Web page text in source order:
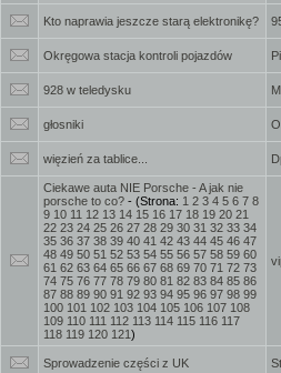
Kto naprawia jeszcze starą elektronikę?
Okręgowa stacja kontroli pojazdów
928 w teledysku
głosniki
więzień za tablice...
Ciekawe auta NIE Porsche - A jak nie
porsche to co? - (Strona: 1 2 3 4 5 6 7 8
9 10 11 12 13 14 15 16 17 18 19 20 21
22 23 24 25 26 27 28 29 30 31 32 33 34
35 36 37 38 39 40 41 42 43 44 45 46 47
48 49 50 51 52 53 54 55 56 57 58 59 60
61 62 63 64 65 66 67 68 69 70 71 72 73
74 75 76 77 78 79 80 81 82 83 84 85 86
87 88 89 90 91 92 93 94 95 96 97 98 99
100 101 102 103 104 105 106 107 108
109 110 111 112 113 114 115 116 117
118 119 120 121)
Sprowadzenie części z UK